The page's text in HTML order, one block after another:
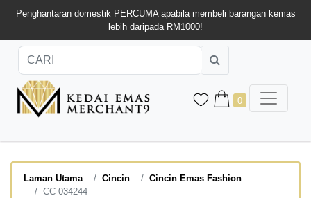
Penghantaran domestik PERCUMA apabila membeli barangan kemas
lebih daripada RM1000!
0
Laman Utama Cincin
Cincin Emas Fashion
CC-034244